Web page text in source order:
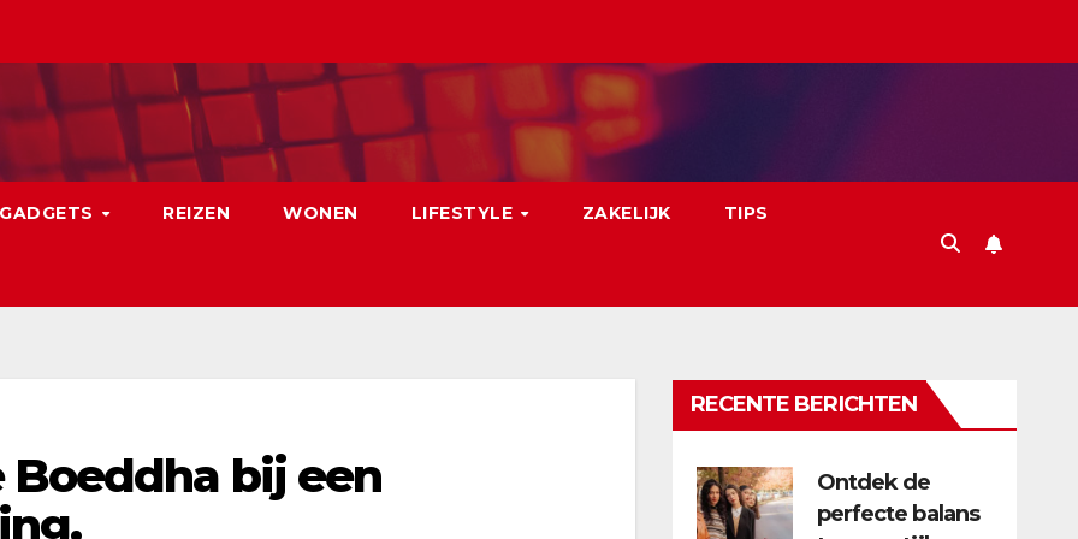
GADGETS REIZEN WONEN LIFESTYLE ZAKELIJK TIPS
bij een
RECENTE BERICHTEN
Ontdek de
perfecte balans